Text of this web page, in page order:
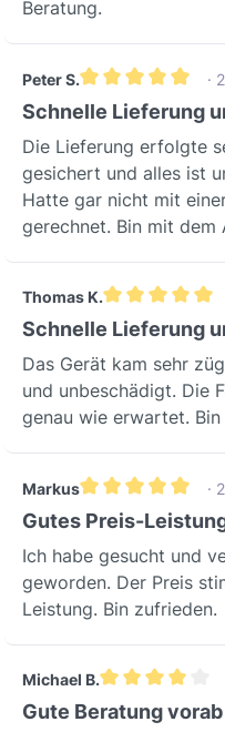
Langlebigkeit
sind. Dieses
Technologie und
Komponenten
System, um
dauerhafte
Wohnklima
in Ihrem
eine persönliche
Informationen
gerne zur
BetriebDank
Brushless-
Wärmetauscher
Konstruktion
Wireless+ zu
dem Markt. Mit
Minimalbetrieb
Nachtmodus
ervolumen10
/ 60 m³/
chselnder
4,2 W / 5,5 / 6,7
eitung3/5 x 1,5
Beratung.
Peter S.
Durchschnittliche
·
Schnelle Lieferung
Die Lieferung erfolgte
gesichert und alles ist
Hatte gar nicht mit
gerechnet. Bin mit dem
Thomas K.
Schnelle Lieferung
Das Gerät kam sehr
und unbeschädigt. Die
genau wie erwartet.
Markus
Durchschnittliche
·
Gutes Preis-
Ich habe gesucht und
geworden. Der Preis
Leistung. Bin zufrieden.
Michael B.
Gute Beratung vorab